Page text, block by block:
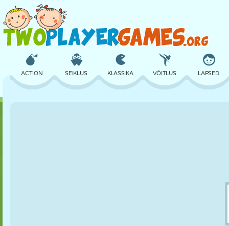
ACTION SEIKLUS KLASSIKA VÕITLUS LAPSED